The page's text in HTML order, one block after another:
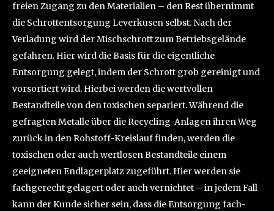
freien Zugang zu den Materialien – den Rest übernimmt
die Schrottentsorgung Leverkusen selbst. Nach der
Verladung wird der Mischschrott zum Betriebsgelände
gefahren. Hier wird die Basis für die eigentliche
Entsorgung gelegt, indem der Schrott grob gereinigt und
vorsortiert wird. Hierbei werden die wertvollen
Bestandteile von den toxischen separiert. Während die
gefragten Metalle über die Recycling-Anlagen ihren Weg
zurück in den Rohstoff-Kreislauf finden, werden die
toxischen oder auch wertlosen Bestandteile einem
geeigneten Endlagerplatz zugeführt. Hier werden sie
fachgerecht gelagert oder auch vernichtet – in jedem Fall
kann der Kunde sicher sein, dass die Entsorgung fach-